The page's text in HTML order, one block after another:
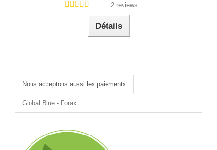
2 reviews
Détails
Nous acceptons aussi les paiements
Global Blue - Forax